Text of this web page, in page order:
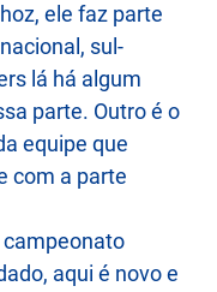
ele faz parte
sul-
lá há algum
parte. Outro é o
equipe que
com a parte
aqui é novo e